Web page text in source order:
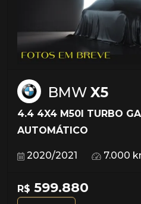
BMW X5
4.4 4X4 M50I TURBO
AUTOMÁTICO
2020/2021 7.000
R$ 599.880